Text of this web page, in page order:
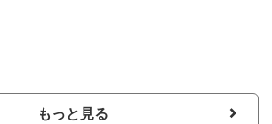
もっと見る